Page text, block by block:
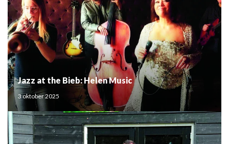
Jazz at the Bieb: Helen Music
3 oktober 2025